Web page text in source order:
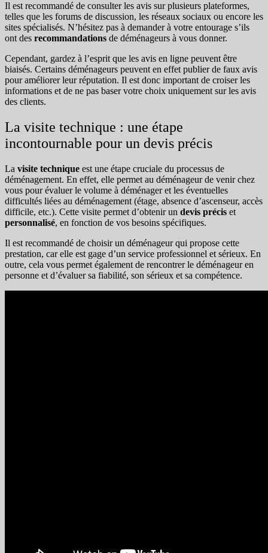
Il est recommandé de consulter les avis sur plusieurs plateformes,
telles que les forums de discussion, les réseaux sociaux ou encore les
sites spécialisés. N’hésitez pas à demander à votre entourage s’ils
ont des recommandations de déménageurs à vous donner.
Cependant, gardez à l’esprit que les avis en ligne peuvent être
biaisés. Certains déménageurs peuvent en effet publier de faux avis
pour améliorer leur réputation. Il est donc important de croiser les
informations et de ne pas baser votre choix uniquement sur les avis
des clients.
La visite technique : une étape
incontournable pour un devis précis
La visite technique est une étape cruciale du processus de
déménagement. En effet, elle permet au déménageur de venir chez
vous pour évaluer le volume à déménager et les éventuelles
difficultés liées au déménagement (étage, absence d’ascenseur, accès
difficile, etc.). Cette visite permet d’obtenir un devis précis et
personnalisé, en fonction de vos besoins spécifiques.
Il est recommandé de choisir un déménageur qui propose cette
prestation, car elle est gage d’un service professionnel et sérieux. En
outre, cela vous permet également de rencontrer le déménageur en
personne et d’évaluer sa fiabilité, son sérieux et sa compétence.